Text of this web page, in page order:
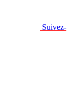
Suivez-